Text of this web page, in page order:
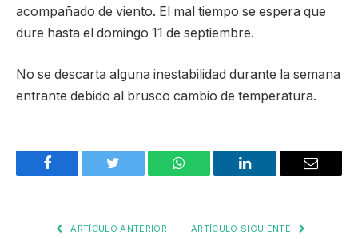
acompañado de viento. El mal tiempo se espera que
dure hasta el domingo 11 de septiembre.
No se descarta alguna inestabilidad durante la semana
entrante debido al brusco cambio de temperatura.
Facebook Twitter WhatsApp LinkedIn Email
ARTÍCULO ANTERIOR ARTÍCULO SIGUIENTE